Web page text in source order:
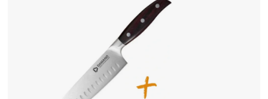
hvězdiček.